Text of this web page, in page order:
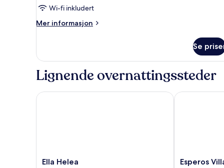
Wi-fi inkludert
Mer informasjon
Mer
–
Se
Lignende overnattingssteder
Ella
Ella Helea
Ella Helea
Esperos
Esperos
Esperos